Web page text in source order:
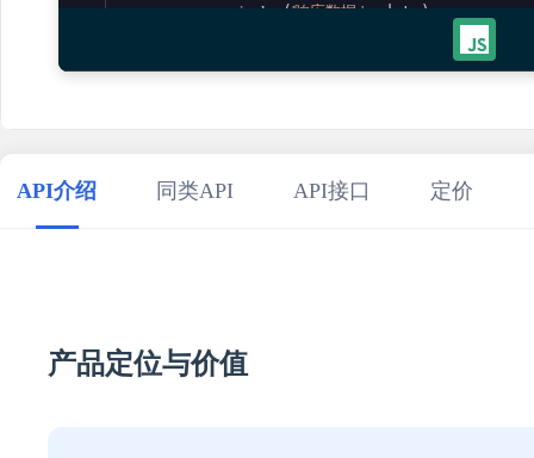
30
32
console
log ( '响应数据:' , data);
    }
catch (error) {
// 使用示例
API介绍 同类API API接口 定价
产品定位与价值